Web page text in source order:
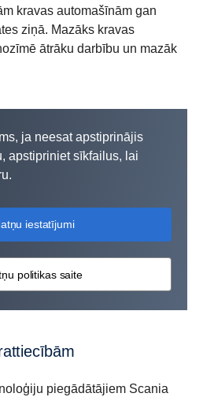
kravas automašīnām gan
ziņā. Mazāks kravas
ātrāku darbību un mazāk
ja neesat apstiprinājis
apstipriniet sīkfailus, lai
iestatījumi
politikas saite
piegādātājiem Scania